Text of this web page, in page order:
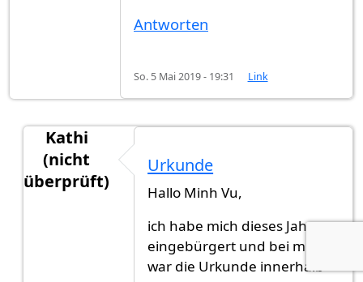
Antworten
So. 5 Mai 2019 - 19:31 Link
Kathi
(nicht
überprüft)
UrkundevonMinh Vu (nicht
Urkunde
Hallo Minh Vu,
ich habe mich dieses Jahr
eingebürgert und bei mir
war die Urkunde innerhalb